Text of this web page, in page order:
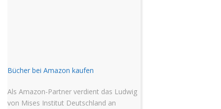
Bücher bei Amazon kaufen
Als Amazon-Partner verdient das Ludwig
von Mises Institut Deutschland an